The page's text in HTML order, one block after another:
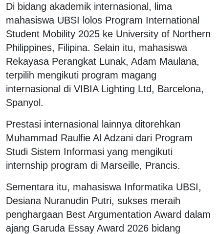
Di bidang akademik internasional, lima
mahasiswa UBSI lolos Program International
Student Mobility 2025 ke University of Northern
Philippines, Filipina. Selain itu, mahasiswa
Rekayasa Perangkat Lunak, Adam Maulana,
terpilih mengikuti program magang
internasional di VIBIA Lighting Ltd, Barcelona,
Spanyol.
Prestasi internasional lainnya ditorehkan
Muhammad Raulfie Al Adzani dari Program
Studi Sistem Informasi yang mengikuti
internship program di Marseille, Prancis.
Sementara itu, mahasiswa Informatika UBSI,
Desiana Nuranudin Putri, sukses meraih
penghargaan Best Argumentation Award dalam
ajang Garuda Essay Award 2026 bidang